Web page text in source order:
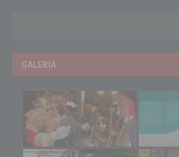
GALERIA